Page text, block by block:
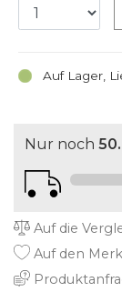
Auf Lager,
Nur noch
Auf die
Auf den